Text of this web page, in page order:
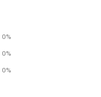
0%
0%
0%